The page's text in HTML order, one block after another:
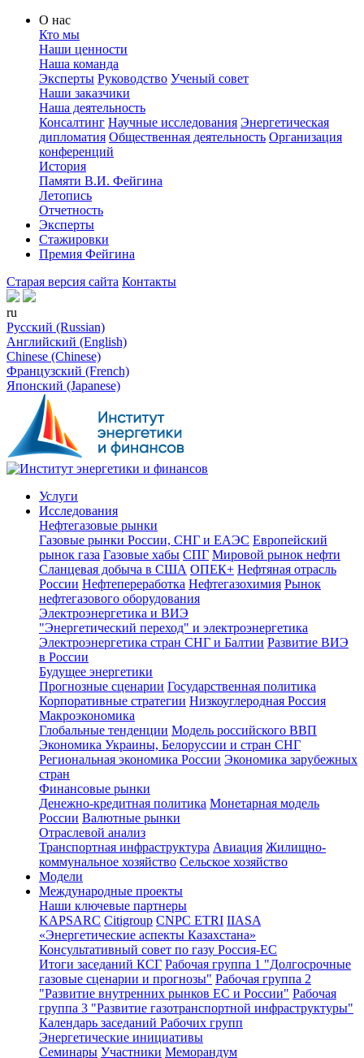
О нас
Кто мы
Наши ценности
Наша команда
Эксперты Руководство Ученый совет
Наши заказчики
Наша деятельность
Консалтинг Научные исследования Энергетическая
дипломатия Общественная деятельность Организация
конференций
История
Памяти В.И. Фейгина
Летопись
Отчетность
Эксперты
Стажировки
Премия Фейгина
Старая версия сайта Контакты
ru
Русский (Russian)
Английский (English)
Chinese (Chinese)
Французский (French)
Японский (Japanese)
Услуги
Исследования
Нефтегазовые рынки
Газовые рынки России, СНГ и ЕАЭС Европейский
рынок газа Газовые хабы СПГ Мировой рынок нефти
Сланцевая добыча в США ОПЕК+ Нефтяная отрасль
России Нефтепереработка Нефтегазохимия Рынок
нефтегазового оборудования
Электроэнергетика и ВИЭ
"Энергетический переход" и электроэнергетика
Электроэнергетика стран СНГ и Балтии Развитие ВИЭ
в России
Будущее энергетики
Прогнозные сценарии Государственная политика
Корпоративные стратегии Низкоуглеродная Россия
Макроэкономика
Глобальные тенденции Модель российского ВВП
Экономика Украины, Белоруссии и стран СНГ
Региональная экономика России Экономика зарубежных
стран
Финансовые рынки
Денежно-кредитная политика Монетарная модель
России Валютные рынки
Отраслевой анализ
Транспортная инфраструктура Авиация Жилищно-
коммунальное хозяйство Сельское хозяйство
Модели
Международные проекты
Наши ключевые партнеры
KAPSARC Citigroup CNPC ETRI IIASA
«Энергетические аспекты Казахстана»
Консультативный совет по газу Россия-ЕС
Итоги заседаний КСГ Рабочая группа 1 "Долгосрочные
газовые сценарии и прогнозы" Рабочая группа 2
"Развитие внутренних рынков ЕС и России" Рабочая
группа 3 "Развитие газотранспортной инфраструктуры"
Календарь заседаний Рабочих групп
Энергетические инициативы
Семинары Участники Меморандум